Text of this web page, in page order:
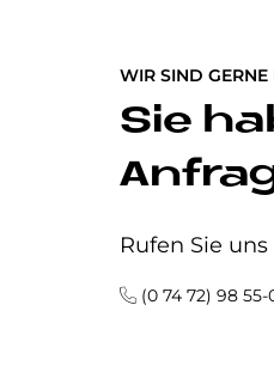
WIR SIND GERNE
Sie
Rufen Sie
(0 74 72) 98 55-